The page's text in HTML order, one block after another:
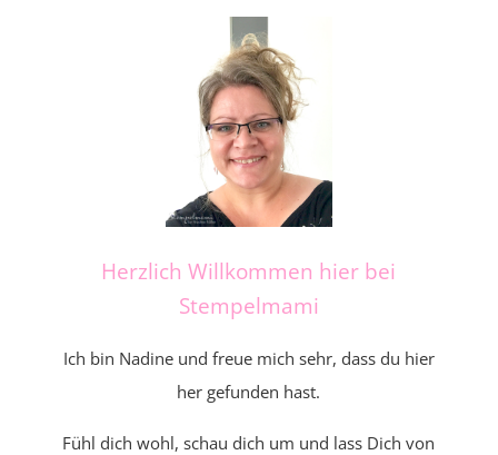
Herzlich Willkommen hier bei
Stempelmami
Ich bin Nadine und freue mich sehr, dass du hier
her gefunden hast.
Fühl dich wohl, schau dich um und lass Dich von